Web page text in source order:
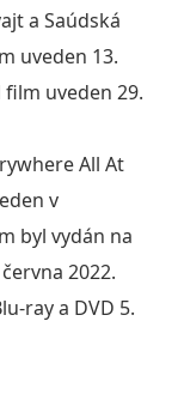
a Saúdská
uveden 13.
uveden 29.
All At
v
byl vydán na
2022.
ray a DVD 5.